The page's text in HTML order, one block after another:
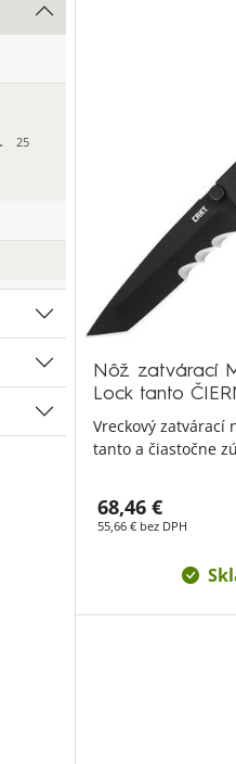
25
Nôž zatvárací
Lock tanto
Vreckový zatvárací
tanto a čiastočne
68,46 €
55,66 € bez DPH